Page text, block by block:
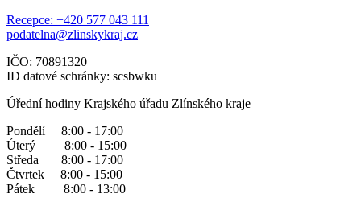
Recepce: +420 577 043 111
podatelna@zlinskykraj.cz
IČO: 70891320
ID datové schránky: scsbwku
Úřední hodiny Krajského úřadu Zlínského kraje
Pondělí 8:00 - 17:00
Úterý 8:00 - 15:00
Středa 8:00 - 17:00
Čtvrtek 8:00 - 15:00
Pátek 8:00 - 13:00